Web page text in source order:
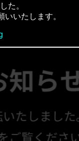
た。
いたします。